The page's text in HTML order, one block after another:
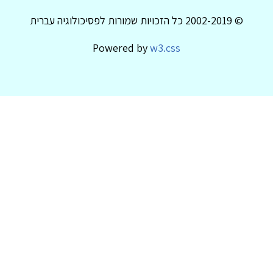
© 2002-2019 כל הזכויות שמורות לפסיכולוגיה עברית
Powered byw3.css